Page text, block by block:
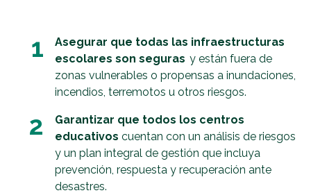
1
Asegurar que todas las infraestructuras
escolares son seguras y están fuera de
zonas vulnerables o propensas a inundaciones,
incendios, terremotos u otros riesgos.
2
Garantizar que todos los centros
educativos cuentan con un análisis de riesgos
y un plan integral de gestión que incluya
prevención, respuesta y recuperación ante
desastres.